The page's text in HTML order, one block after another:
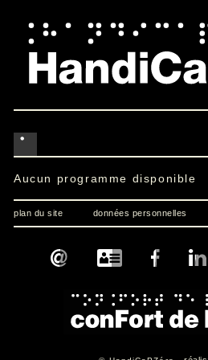
Aucun programme disponible
plan du site données personnelles